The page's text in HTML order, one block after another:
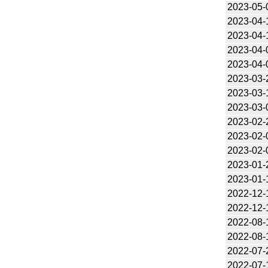
2023-05-
2023-04-
2023-04-
2023-04-
2023-04-
2023-03-
2023-03-
2023-03-
2023-02-
2023-02-
2023-02-
2023-01-
2023-01-
2022-12-
2022-12-
2022-08-
2022-08-
2022-07-
2022-07-